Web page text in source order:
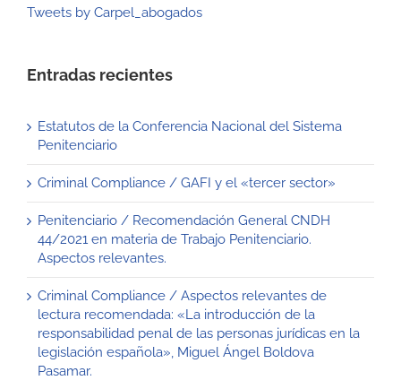
Tweets by Carpel_abogados
Entradas recientes
Estatutos de la Conferencia Nacional del Sistema
Penitenciario
Criminal Compliance / GAFI y el «tercer sector»
Penitenciario / Recomendación General CNDH
44/2021 en materia de Trabajo Penitenciario.
Aspectos relevantes.
Criminal Compliance / Aspectos relevantes de
lectura recomendada: «La introducción de la
responsabilidad penal de las personas jurídicas en la
legislación española», Miguel Ángel Boldova
Pasamar.